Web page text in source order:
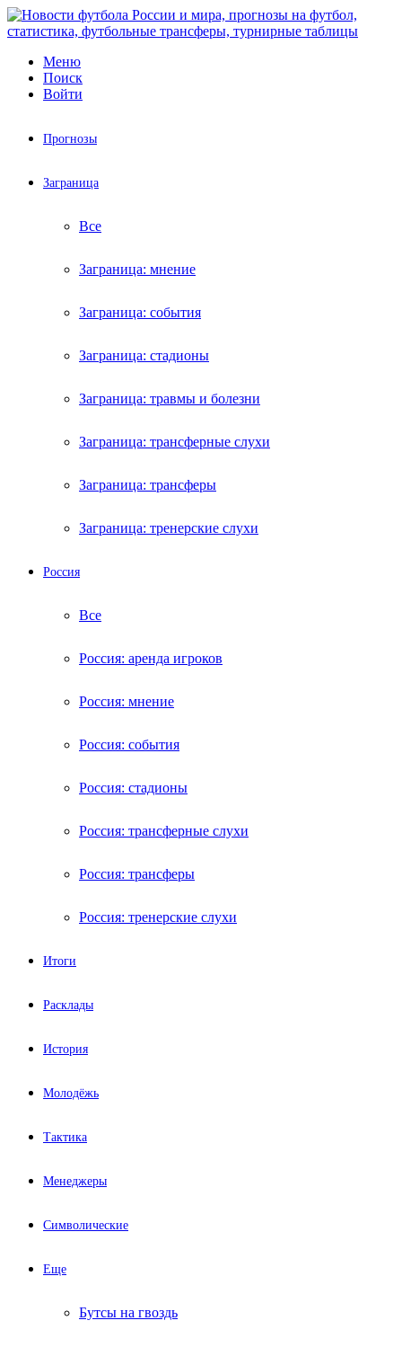
Меню
Поиск
Войти
Прогнозы
Заграница
Все
Заграница: мнение
Заграница: события
Заграница: стадионы
Заграница: травмы и болезни
Заграница: трансферные слухи
Заграница: трансферы
Заграница: тренерские слухи
Россия
Все
Россия: аренда игроков
Россия: мнение
Россия: события
Россия: стадионы
Россия: трансферные слухи
Россия: трансферы
Россия: тренерские слухи
Итоги
Расклады
История
Молодёжь
Тактика
Менеджеры
Символические
Еще
Бутсы на гвоздь